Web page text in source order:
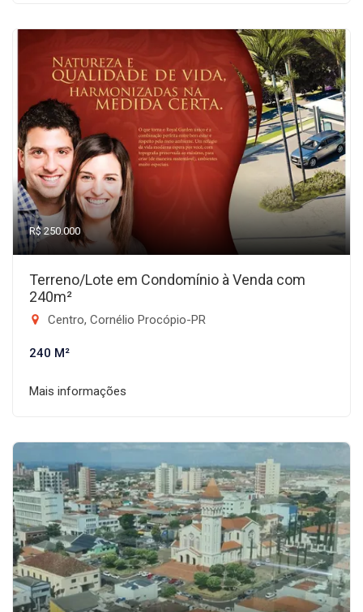
R$ 250.000
Terreno/Lote em Condomínio à Venda com
240m²
Centro, Cornélio Procópio-PR
240 M²
Mais informações